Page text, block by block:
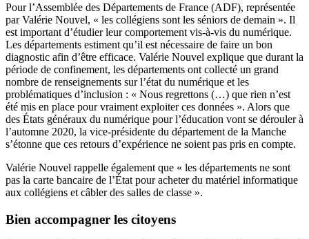
Pour l’Assemblée des Départements de France (ADF), représentée
par Valérie Nouvel, « les collégiens sont les séniors de demain ». Il
est important d’étudier leur comportement vis-à-vis du numérique.
Les départements estiment qu’il est nécessaire de faire un bon
diagnostic afin d’être efficace. Valérie Nouvel explique que durant la
période de confinement, les départements ont collecté un grand
nombre de renseignements sur l’état du numérique et les
problématiques d’inclusion : « Nous regrettons (…) que rien n’est
été mis en place pour vraiment exploiter ces données ». Alors que
des États généraux du numérique pour l’éducation vont se dérouler à
l’automne 2020, la vice-présidente du département de la Manche
s’étonne que ces retours d’expérience ne soient pas pris en compte.
Valérie Nouvel rappelle également que « les départements ne sont
pas la carte bancaire de l’État pour acheter du matériel informatique
aux collégiens et câbler des salles de classe ».
Bien accompagner les citoyens